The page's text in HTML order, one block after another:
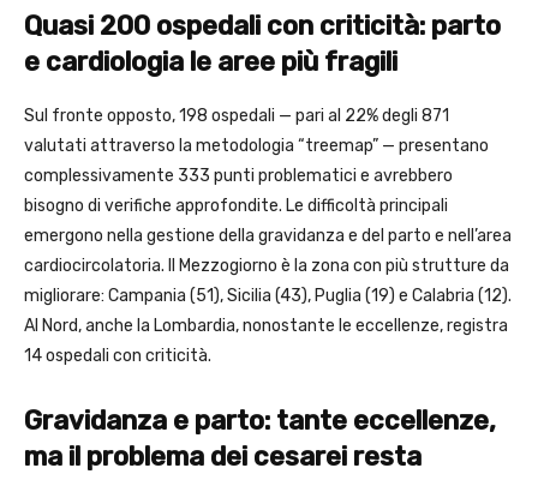
Quasi 200 ospedali con criticità: parto
e cardiologia le aree più fragili
Sul fronte opposto, 198 ospedali — pari al 22% degli 871
valutati attraverso la metodologia “treemap” — presentano
complessivamente 333 punti problematici e avrebbero
bisogno di verifiche approfondite. Le difficoltà principali
emergono nella gestione della gravidanza e del parto e nell’area
cardiocircolatoria. Il Mezzogiorno è la zona con più strutture da
migliorare: Campania (51), Sicilia (43), Puglia (19) e Calabria (12).
Al Nord, anche la Lombardia, nonostante le eccellenze, registra
14 ospedali con criticità.
Gravidanza e parto: tante eccellenze,
ma il problema dei cesarei resta